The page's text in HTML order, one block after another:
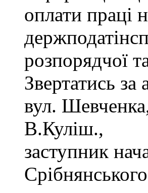
оплати праці
розпорядчої
Звертатись
вул.
В.Куліш.,
заступник